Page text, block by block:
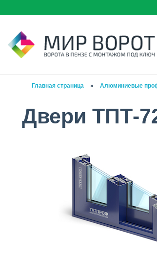
Главная страница » Алюминиевые
Двери ТПТ-